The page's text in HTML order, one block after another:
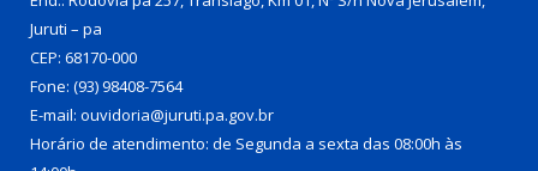
Juruti – pa
CEP: 68170-000
Fone: (93) 98408-7564
E-mail: ouvidoria@juruti.pa.gov.br
Horário de atendimento: de Segunda a sexta das 08:00h às